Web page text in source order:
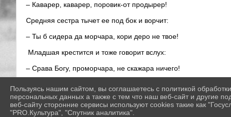
– Каварер, каварер, поровик-от продырер!
Средняя сестра тычет ее под бок и ворчит:
– Ты б сидера да морчара, кори деро не твое!
Младшая крестится и тоже говорит вслух:
– Срава Богу, проморчара, не скажара ничего!
(Рассказала Вострякова К.М.)
Пользуясь нашим сайтом, вы соглашаетесь с политикой обработки
персональных данных а также с тем что наш веб-сайт и другие
веб-сайту сторонние сервисы используют cookies такие как
"PRO.Культура", "Спутник аналитика".